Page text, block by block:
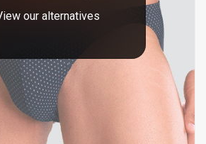
our alternatives